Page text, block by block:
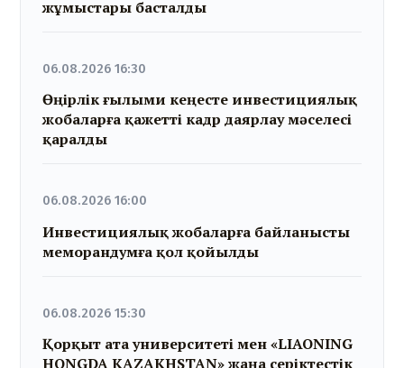
жұмыстары басталды
06.08.2026 16:30
Өңірлік ғылыми кеңесте инвестициялық
жобаларға қажетті кадр даярлау мәселесі
қаралды
06.08.2026 16:00
Инвестициялық жобаларға байланысты
меморандумға қол қойылды
06.08.2026 15:30
Қорқыт ата университеті мен «LIAONING
HONGDA KAZAKHSTAN» жаңа серіктестік